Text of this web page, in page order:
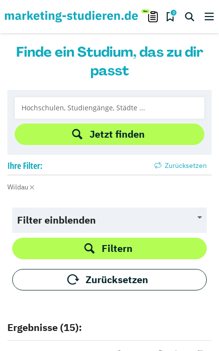
0
Finde ein Studium, das zu dir
passt
Jetzt finden
Ihre Filter: Zurücksetzen
Wildau
Filter einblenden
Filtern
Zurücksetzen
Ergebnisse (15):